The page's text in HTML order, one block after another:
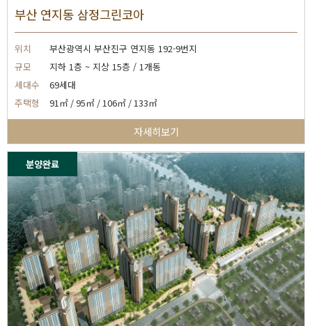
부산 연지동 삼정그린코아
위치
부산광역시 부산진구 연지동 192-9번지
규모
지하 1층 ~ 지상 15층 / 1개동
세대수
69세대
주택형
91㎡ / 95㎡ / 106㎡ / 133㎡
자세히보기
분양완료